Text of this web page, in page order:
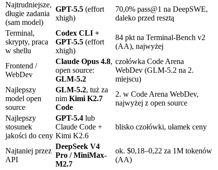
Najtrudniejsze,
długie zadania
(sam model)
GPT-5.5 (effort
xhigh)
70,0% pass@1 na DeepSWE,
daleko przed resztą
Terminal,
skrypty, praca
w shellu
Codex CLI +
GPT-5.5 (effort
xhigh)
84 pkt na Terminal-Bench v2
(AA), najwyżej
Frontend /
WebDev
Claude Opus 4.8,
open source:
GLM-5.2
czołówka Code Arena
WebDev (GLM-5.2 na 2.
miejscu)
Najlepszy
model open
source
GLM-5.2, tuż za
nim Kimi K2.7
Code
2. w Code Arena WebDev,
najwyżej z open source
Najlepszy
stosunek
jakości do ceny
GPT-5.4 lub
Claude Code +
Kimi K2.6
blisko czołówki, ułamek ceny
Najtaniej przez
API
DeepSeek V4
Pro / MiniMax-
M2.7
ok. $0,18–0,22 za 1M tokenów
(AA)